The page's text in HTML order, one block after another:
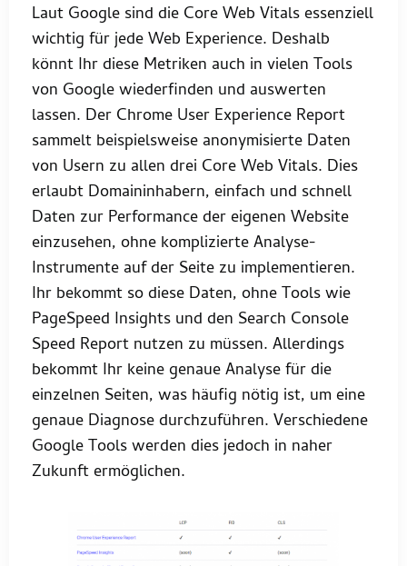
Laut Google sind die Core Web Vitals essenziell
wichtig für jede Web Experience. Deshalb
könnt Ihr diese Metriken auch in vielen Tools
von Google wiederfinden und auswerten
lassen. Der Chrome User Experience Report
sammelt beispielsweise anonymisierte Daten
von Usern zu allen drei Core Web Vitals. Dies
erlaubt Domaininhabern, einfach und schnell
Daten zur Performance der eigenen Website
einzusehen, ohne komplizierte Analyse-
Instrumente auf der Seite zu implementieren.
Ihr bekommt so diese Daten, ohne Tools wie
PageSpeed Insights und den Search Console
Speed Report nutzen zu müssen. Allerdings
bekommt Ihr keine genaue Analyse für die
einzelnen Seiten, was häufig nötig ist, um eine
genaue Diagnose durchzuführen. Verschiedene
Google Tools werden dies jedoch in naher
Zukunft ermöglichen.